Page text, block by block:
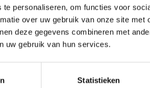
personaliseren, om functies voor
over uw gebruik van onze site met
deze gegevens combineren met
uw gebruik van hun services.
Statistieken
kg